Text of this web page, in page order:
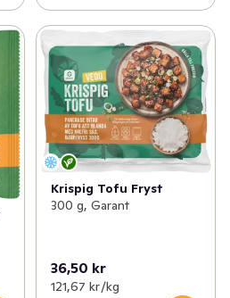
Krispig Tofu Fryst
300 g, Garant
36,50 kr
121,67 kr /kg